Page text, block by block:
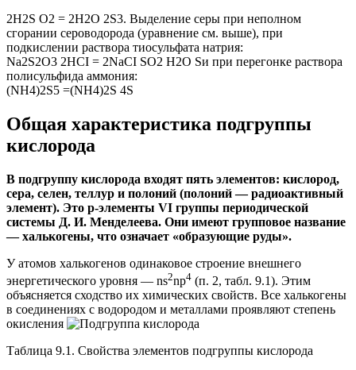
2H2S O2 = 2H2O 2S3. Выделение серы при неполном
сгорании сероводорода (уравнение см. выше), при
подкислении раствора тиосульфата натрия:
Na2S2O3 2HCI = 2NaCI SO2 H2O Sи при перегонке раствора
полисульфида аммония:
(NH4)2S5 =(NH4)2S 4S
Общая характеристика подгруппы
кислорода
В подгруппу кислорода входят пять элементов: кислород,
сера, селен, теллур и полоний (полоний — радиоактивный
элемент). Это р-элементы VI группы периодической
системы Д. И. Менделеева. Они имеют групповое название
— халькогены, что означает «образующие руды».
У атомов халькогенов одинаковое строение внешнего
энергетического уровня — ns2np4 (п. 2, табл. 9.1). Этим
объясняется сходство их химических свойств. Все халькогены
в соединениях с водородом и металлами проявляют степень
окисления
Таблица 9.1. Свойства элементов подгруппы кислорода